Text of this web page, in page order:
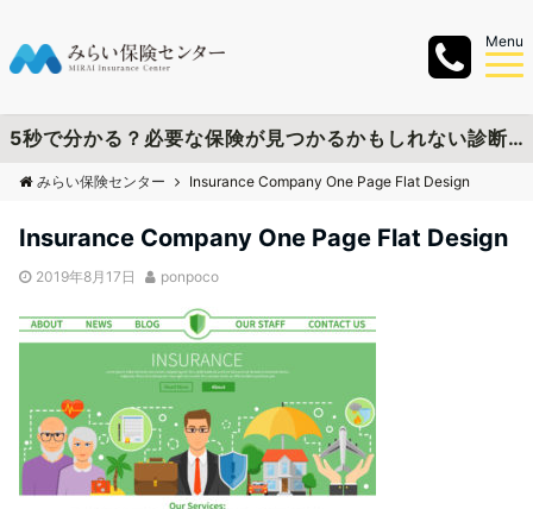
Menu
5秒で分かる？必要な保険が見つかるかもしれない診断チャートを作成しました
みらい保険センター Insurance Company One Page Flat Design
Insurance Company One Page Flat Design
2019年8月17日 ponpoco